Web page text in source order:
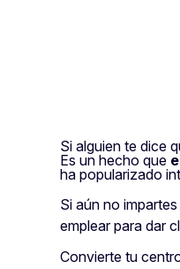
Si alguien te dice
Es un hecho que
ha popularizado
Si aún no
emplear para dar
Convierte tu